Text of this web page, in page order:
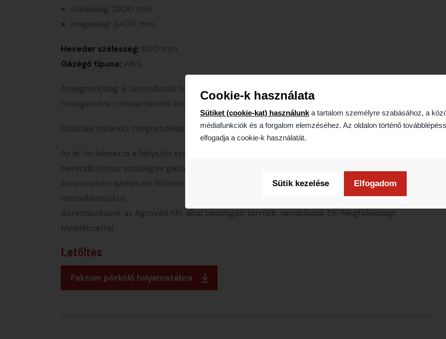
szélesség: 2900 mm
magasság: 2400 mm
Heveder szélesség: 800 mm
Gázégő típusa: ABG
Anyagminőség: a berendezés teljes egészében Wnr. 1. 4301 minőségű rozsdamentes acélból,
hőszigetelve, rozsdamentes lemezburkolattal készül.
Szállítási határidő: megrendeléstől számított 8-10 hét.
Az ár tartalmazza a helyszíni szerelést, beüzemelést, nem tartalmazza viszont a
berendezéshez szükséges gázkémény gyártását és annak engedélyeztetését.
Amennyiben ajánlatunk fölkeltette érdeklődésüket, bővebb információval is állunk
rendelkezésükre.
Berendezésünk az Agrovéd Kft. által bevizsgált termék, rendelkezik EK-Megfelelőségi
Nyilatkozattal.
Letöltés
Faktum pörkölő folyamatábra
Cookie-k használata
Sütiket (cookie-kat) használunk a tartalom személyre szabásához, a
médiafunkciók és a forgalom elemzéséhez. Az oldalon történő
elfogadja a cookie-k használatát.
Sütik kezelése Elfogadom